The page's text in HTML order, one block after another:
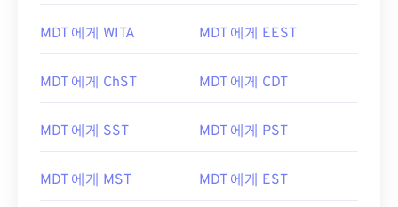
MDT 에게 WITA MDT 에게 EEST
MDT 에게 ChST MDT 에게 CDT
MDT 에게 SST MDT 에게 PST
MDT 에게 MST MDT 에게 EST